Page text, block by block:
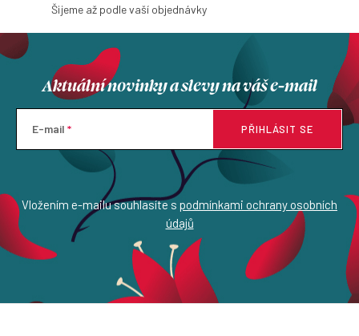
Šijeme až podle vaší objednávky
Aktuální novinky a slevy na váš e-mail
E-mail
Vložením e-mailu souhlasíte s podmínkami ochrany osobních
údajů
PŘIHLÁSIT SE